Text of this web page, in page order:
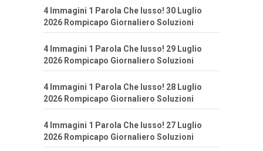
4 Immagini 1 Parola Che lusso! 30 Luglio
2026 Rompicapo Giornaliero Soluzioni
4 Immagini 1 Parola Che lusso! 29 Luglio
2026 Rompicapo Giornaliero Soluzioni
4 Immagini 1 Parola Che lusso! 28 Luglio
2026 Rompicapo Giornaliero Soluzioni
4 Immagini 1 Parola Che lusso! 27 Luglio
2026 Rompicapo Giornaliero Soluzioni